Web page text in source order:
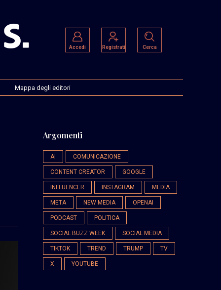
Accedi Registrati Cerca
Mappa degli editori
Argomenti
AI COMUNICAZIONE
CONTENT CREATOR GOOGLE
INFLUENCER INSTAGRAM MEDIA
META NEW MEDIA OPENAI
PODCAST POLITICA
SOCIAL BUZZ WEEK SOCIAL MEDIA
TIKTOK TREND TRUMP TV
X YOUTUBE